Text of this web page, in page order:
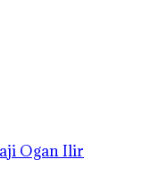
Ogan Ilir